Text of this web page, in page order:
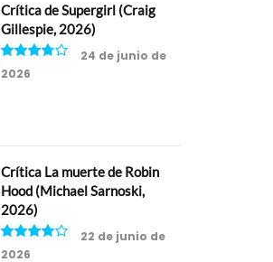
Crítica de Supergirl (Craig
Gillespie, 2026)
7.5
24 de junio de
2026
Crítica La muerte de Robin
Hood (Michael Sarnoski,
2026)
8
22 de junio de
2026